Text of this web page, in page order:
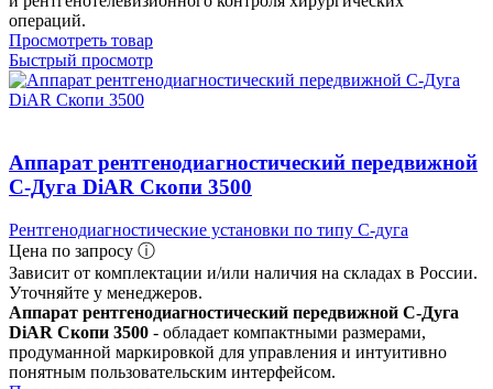
операций.
Просмотреть товар
Быстрый просмотр
Аппарат рентгенодиагностический передвижной
С-Дуга DiAR Скопи 3500
Рентгенодиагностические установки по типу С-дуга
Цена по запросу ⓘ
Зависит от комплектации и/или наличия на складах в России.
Уточняйте у менеджеров.
Аппарат рентгенодиагностический передвижной С-Дуга
DiAR Скопи 3500 - обладает компактными размерами,
продуманной маркировкой для управления и интуитивно
понятным пользовательским интерфейсом.